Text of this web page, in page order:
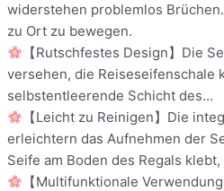
widerstehen problemlos
zu Ort zu bewegen.
【Rutschfestes Design】Die
versehen, die Reiseseifenschale
selbstentleerende Schicht des...
【Leicht zu Reinigen】Die
erleichtern das Aufnehmen der
Seife am Boden des Regals klebt,
【Multifunktionale